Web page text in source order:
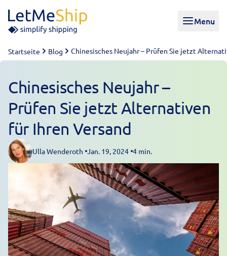
Menu
Startseite Blog Chinesisches Neujahr – Prüfen Sie jetzt
Chinesisches Neujahr –
Prüfen Sie jetzt Alternativen
für Ihren Versand
Posted by
Ulla Wenderoth Jan. 19, 2024 4 min.